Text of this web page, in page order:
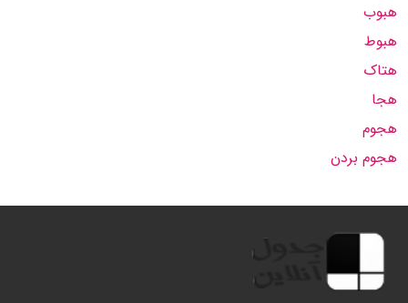
هبوب
هبوط
هتاک
هجا
هجوم
هجوم بردن